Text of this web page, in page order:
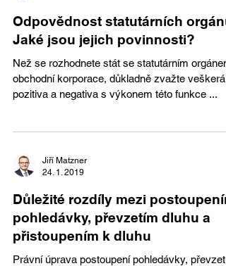
Odpovědnost statutárních
Jaké jsou jejich povinnosti?
Než se rozhodnete stát se statutárním orgánem
obchodní korporace, důkladně zvažte veškerá
pozitiva a negativa s výkonem této funkce ...
Jiří Matzner
24. 1. 2019
Důležité rozdíly mezi
pohledávky, převzetím dluhu a
přistoupením k dluhu
Právní úprava postoupení pohledávky, převzetí